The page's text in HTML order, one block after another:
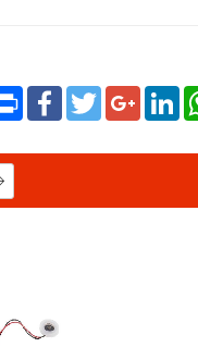
Print FacebookTwitterGoogle+